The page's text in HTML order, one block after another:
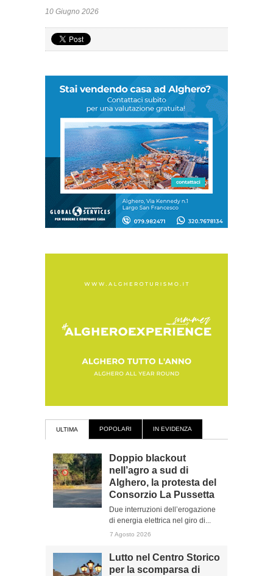
10 Giugno 2026
ULTIMA POPOLARI IN EVIDENZA
Doppio blackout
nell’agro a sud di
Alghero, la protesta del
Consorzio La Pussetta
Due interruzioni dell’erogazione
di energia elettrica nel giro di...
7 Agosto 2026
Lutto nel Centro Storico
per la scomparsa di